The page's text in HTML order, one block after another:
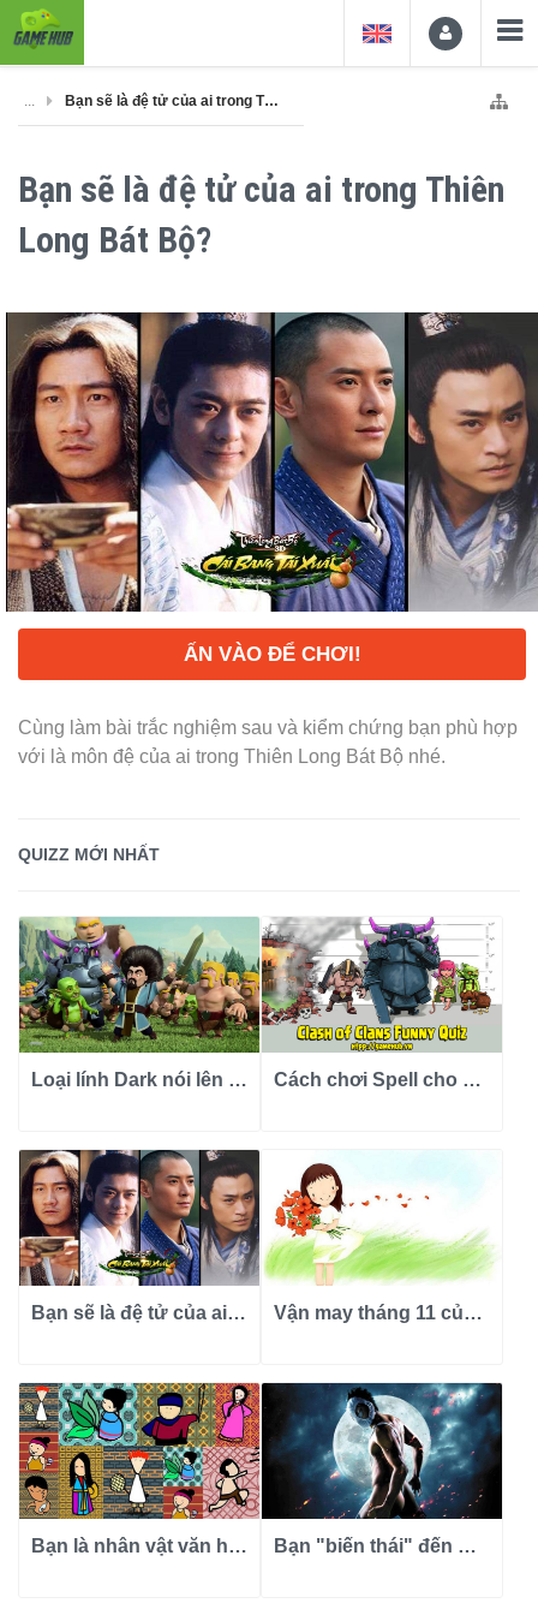
... Bạn sẽ là đệ tử của ai trong Thiên Long Bát Bộ?
Bạn sẽ là đệ tử của ai trong Thiên
Long Bát Bộ?
ẤN VÀO ĐỂ CHƠI!
Cùng làm bài trắc nghiệm sau và kiểm chứng bạn phù hợp
với là môn đệ của ai trong Thiên Long Bát Bộ nhé.
QUIZZ MỚI NHẤT
Loại lính Dark nói lên con người bạn ra sao? Cách chơi Spell cho bạn biết tính tình của bạn?
Bạn sẽ là đệ tử của ai trong Thiên Long Bát Bộ? Vận may tháng 11 của 12 cung hoàng đạo ra sao?
Bạn là nhân vật văn học Việt Nam nào? Bạn "biến thái" đến mức nào?